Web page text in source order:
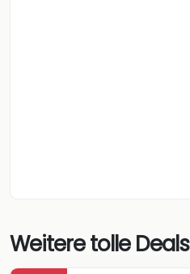
Weitere tolle Deals